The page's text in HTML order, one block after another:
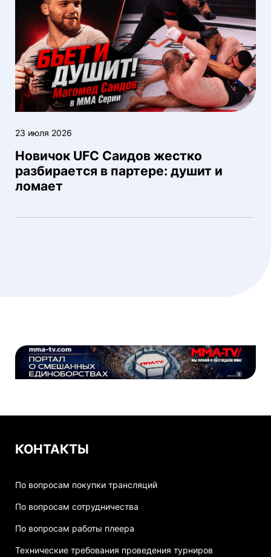
23 июля 2026
Новичок UFC Саидов жестко
разбирается в партере: душит и
ломает
КОНТАКТЫ
По вопросам покупки трансляций
По вопросам сотрудничества
По вопросам работы плеера
Технические требования проведения турниров